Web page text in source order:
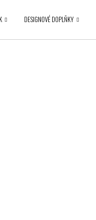
DESIGNOVÉ DOPLŇKY